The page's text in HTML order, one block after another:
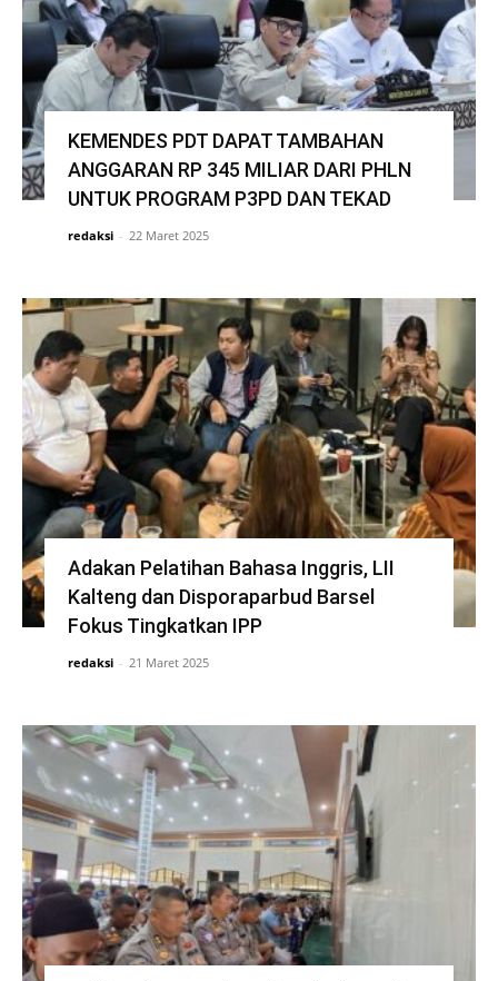
KEMENDES PDT DAPAT TAMBAHAN
ANGGARAN RP 345 MILIAR DARI PHLN
UNTUK PROGRAM P3PD DAN TEKAD
redaksi - 22 Maret 2025
Adakan Pelatihan Bahasa Inggris, LII
Kalteng dan Disporaparbud Barsel
Fokus Tingkatkan IPP
redaksi - 21 Maret 2025